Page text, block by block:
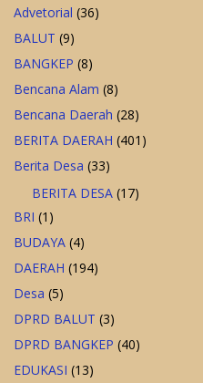
Advetorial (36)
BALUT (9)
BANGKEP (8)
Bencana Alam (8)
Bencana Daerah (28)
BERITA DAERAH (401)
Berita Desa (33)
BERITA DESA (17)
BRI (1)
BUDAYA (4)
DAERAH (194)
Desa (5)
DPRD BALUT (3)
DPRD BANGKEP (40)
EDUKASI (13)